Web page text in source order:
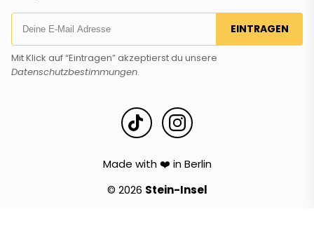
EINTRAGEN
Mit Klick auf “Eintragen” akzeptierst du unsere
Datenschutzbestimmungen.
Made with ❤️ in Berlin
© 2026 Stein-Insel